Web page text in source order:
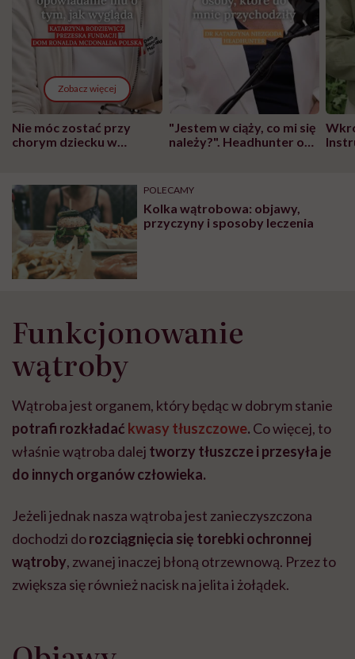
Zobacz więcej
Nie móc zostać przy
chorym dziecku w
może chyba tylko
głupota i brak
wyobraźni"
"Jestem w ciąży, co mi się
należy?". Headhunter o
pracy
POLECAMY
Kolka wątrobowa: objawy,
przyczyny i sposoby leczenia
Funkcjonowanie
wątroby
Wątroba jest organem, który będąc w dobrym stanie
potrafi rozkładać kwasy tłuszczowe. Co więcej, to
właśnie wątroba dalej tworzy tłuszcze i przesyła je
do innych organów człowieka.
Jeżeli jednak nasza wątroba jest zanieczyszczona
dochodzi dorozciągnięcia się torebki ochronnej
wątroby, zwanej inaczej błoną otrzewnową. Przez to
zwiększa się również nacisk na jelita i żołądek.